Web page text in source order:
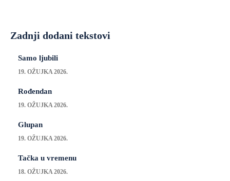
Zadnji dodani tekstovi
Samo ljubili
19. OŽUJKA 2026.
Rođendan
19. OŽUJKA 2026.
Glupan
19. OŽUJKA 2026.
Tačka u vremenu
18. OŽUJKA 2026.